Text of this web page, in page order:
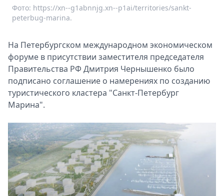
2026
Скачай
Фото: https://xn--g1abnnjg.xn--p1ai/territories/sankt-
peterbug-marina.
На Петербургском международном экономическом
форуме в присутствии заместителя председателя
Правительства РФ Дмитрия Чернышенко было
подписано соглашение о намерениях по созданию
туристического кластера "Санкт-Петербург
Марина".